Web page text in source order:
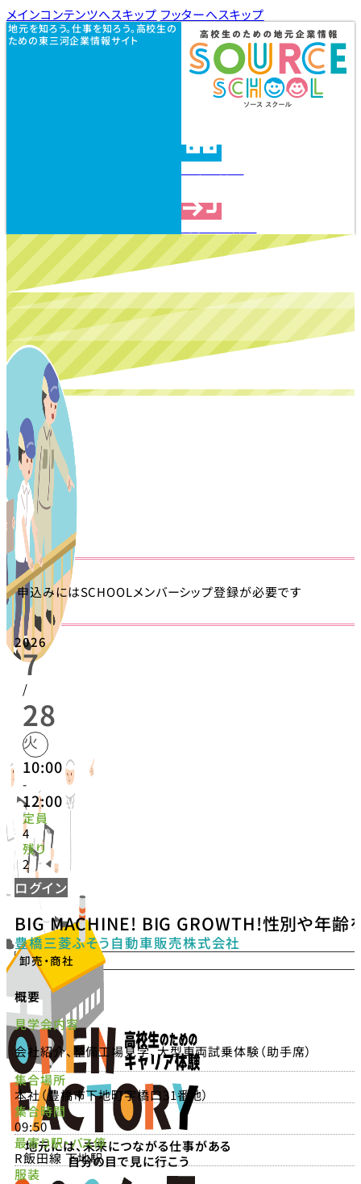
メインコンテンツへスキップ フッターへスキップ
地元を知ろう。仕事を知ろう。高校生の
ための東三河企業情報サイト
地元には、未来につながる仕事がある
自分の目で見に行こう
申込みにはSCHOOLメンバーシップ登録が必要です
2026
7
/
28
火
10:00
-
12:00
定員
4
残り
2
ログイン
BIG MACHINE! BIG GROWTH!性別や年齢
豊橋三菱ふそう自動車販売株式会社
卸売・商社
概要
見学会内容
会社紹介、整備工場見学、大型車両試乗体験（助手席）
集合場所
本社（豊橋市下地町字橋口31番地）
集合時間
09:50
最寄り駅・バス停
R飯田線 下地駅
服装